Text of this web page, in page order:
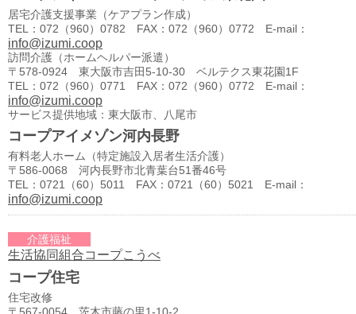
居宅介護支援事業（ケアプラン作成）
TEL：072（960）0782 FAX：072（960）0772 E-mail：
info@izumi.coop
訪問介護（ホームヘルパー派遣）
〒578-0924 東大阪市吉田5-10-30 ベルテクス東花園1F
TEL：072（960）0771 FAX：072（960）0772 E-mail：
info@izumi.coop
サービス提供地域：東大阪市、八尾市
コープアイメゾン河内長野
有料老人ホーム（特定施設入居者生活介護）
〒586-0068 河内長野市北青葉台51番46号
TEL：0721（60）5011 FAX：0721（60）5021 E-mail：
info@izumi.coop
介護福祉
生活協同組合コープこうべ
コープ住宅
住宅改修